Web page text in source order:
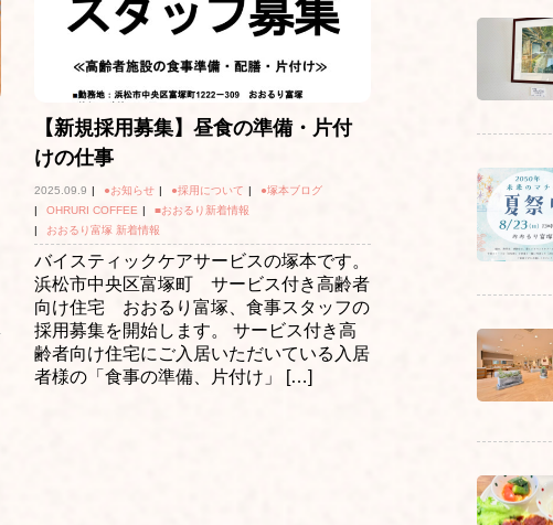
【新規採用募集】昼食の準備・片付
けの仕事
2025.09.9 | ●お知らせ | ●採用について |
●塚本ブログ
|
OHRURI COFFEE |
■おおるり新着情報
|
おおるり富塚 新着情報
バイスティックケアサービスの塚本です。
浜松市中央区富塚町 サービス付き高齢者
向け住宅 おおるり富塚、食事スタッフの
採用募集を開始します。 サービス付き高
齢者向け住宅にご入居いただいている入居
者様の「食事の準備、片付け」 […]